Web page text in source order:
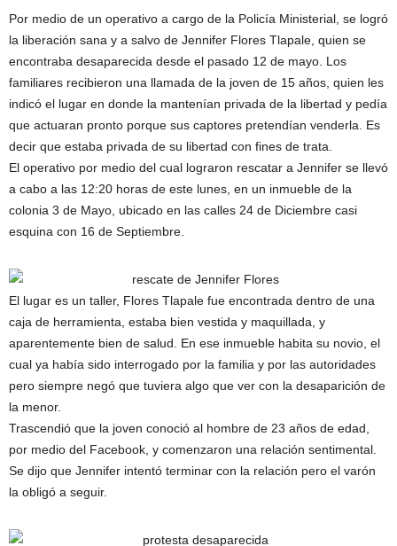
Por medio de un operativo a cargo de la Policía Ministerial, se logró
la liberación sana y a salvo de Jennifer Flores Tlapale, quien se
encontraba desaparecida desde el pasado 12 de mayo. Los
familiares recibieron una llamada de la joven de 15 años, quien les
indicó el lugar en donde la mantenían privada de la libertad y pedía
que actuaran pronto porque sus captores pretendían venderla. Es
decir que estaba privada de su libertad con fines de trata.
El operativo por medio del cual lograron rescatar a Jennifer se llevó
a cabo a las 12:20 horas de este lunes, en un inmueble de la
colonia 3 de Mayo, ubicado en las calles 24 de Diciembre casi
esquina con 16 de Septiembre.
El lugar es un taller, Flores Tlapale fue encontrada dentro de una
caja de herramienta, estaba bien vestida y maquillada, y
aparentemente bien de salud. En ese inmueble habita su novio, el
cual ya había sido interrogado por la familia y por las autoridades
pero siempre negó que tuviera algo que ver con la desaparición de
la menor.
Trascendió que la joven conoció al hombre de 23 años de edad,
por medio del Facebook, y comenzaron una relación sentimental.
Se dijo que Jennifer intentó terminar con la relación pero el varón
la obligó a seguir.